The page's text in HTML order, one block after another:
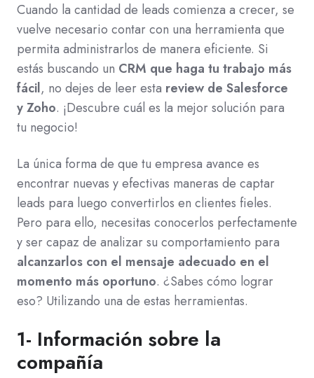
Cuando la cantidad de leads comienza a crecer, se
vuelve necesario contar con una herramienta que
permita administrarlos de manera eficiente. Si
estás buscando un CRM que haga tu trabajo más
fácil, no dejes de leer esta review de Salesforce
y Zoho. ¡Descubre cuál es la mejor solución para
tu negocio!
La única forma de que tu empresa avance es
encontrar nuevas y efectivas maneras de captar
leads para luego convertirlos en clientes fieles.
Pero para ello, necesitas conocerlos perfectamente
y ser capaz de analizar su comportamiento para
alcanzarlos con el mensaje adecuado en el
momento más oportuno. ¿Sabes cómo lograr
eso? Utilizando una de estas herramientas.
1- Información sobre la
compañía